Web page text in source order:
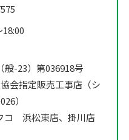
18:00
般-23）第036918号
会指定販売工事店（シ
）
コ 浜松東店、掛川店